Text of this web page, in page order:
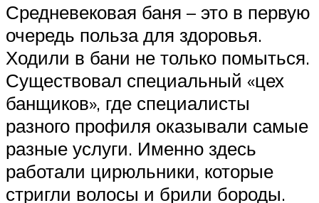
Средневековая баня – это в первую
очередь польза для здоровья.
Ходили в бани не только помыться.
Существовал специальный «цех
банщиков», где специалисты
разного профиля оказывали самые
разные услуги. Именно здесь
работали цирюльники, которые
стригли волосы и брили бороды.